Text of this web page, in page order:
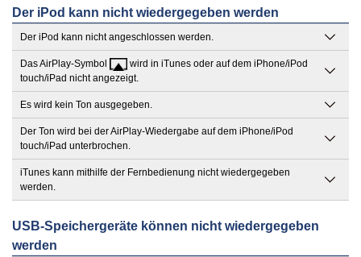
Der iPod kann nicht wiedergegeben werden
Der iPod kann nicht angeschlossen werden.
Das AirPlay-Symbol
wird in iTunes oder auf dem iPhone/iPod
touch/iPad nicht angezeigt.
Es wird kein Ton ausgegeben.
Der Ton wird bei der AirPlay-Wiedergabe auf dem iPhone/iPod
touch/iPad unterbrochen.
iTunes kann mithilfe der Fernbedienung nicht wiedergegeben
werden.
USB-Speichergeräte können nicht wiedergegeben
werden